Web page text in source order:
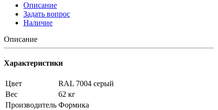
Описание
Задать вопрос
Наличие
Описание
Характеристики
Цвет
RAL 7004 серый
Вес
62 кг
Производитель Формика